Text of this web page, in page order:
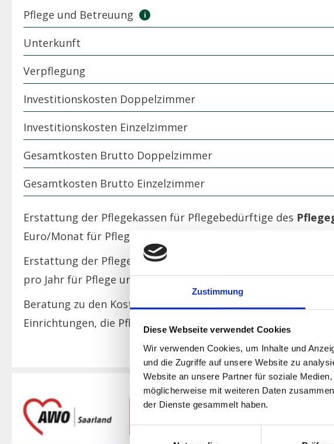
Zustimmung
Diese Webseite verwendet Cookies
Wir verwenden Cookies, um Inhalte und
und die Zugriffe auf unsere Website zu
Website an unsere Partner für soziale
möglicherweise mit weiteren Daten
der Dienste gesammelt haben.
Pflege und Betreuung
Unterkunft
Verpflegung
Investitionskosten Doppelzimmer
Investitionskosten Einzelzimmer
Gesamtkosten Brutto Doppelzimmer
Gesamtkosten Brutto Einzelzimmer
Erstattung der Pflegekassen für Pflegebedürftige des
Euro/Monat für Pflege und Betreuung. Dies ist mit Ihrer
Erstattung der Pflegekassen für Pflegebedürftige der
pro Jahr für Pflege und Betreuung. Dies ist mit Ihrer
Beratung zu den Kosten / Kostenerstattung geben Ihnen
Einrichtungen, die Pflegestützpunkte oder Ihre Pflegekasse.